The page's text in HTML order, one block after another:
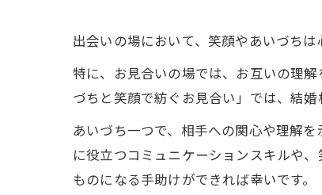
出会いの場において、笑顔やあいづちは
特に、お見合いの場では、お互いの理
づちと笑顔で紡ぐお見合い」では、結
あいづち一つで、相手への関心や理解
に役立つコミュニケーションスキルや
ものになる手助けができれば幸いです。